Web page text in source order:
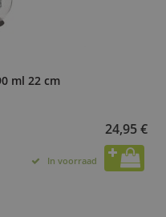
ml 22 cm
24,95 €
In voorraad